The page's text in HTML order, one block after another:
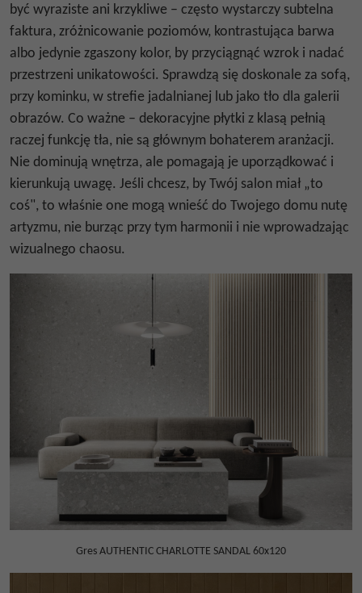
być wyraziste ani krzykliwe – często wystarczy subtelna
faktura, zróżnicowanie poziomów, kontrastująca barwa
albo jedynie zgaszony kolor, by przyciągnąć wzrok i nadać
przestrzeni unikatowości. Sprawdzą się doskonale za sofą,
przy kominku, w strefie jadalnianej lub jako tło dla galerii
obrazów. Co ważne – dekoracyjne płytki z klasą pełnią
raczej funkcję tła, nie są głównym bohaterem aranżacji.
Nie dominują wnętrza, ale pomagają je uporządkować i
kierunkują uwagę. Jeśli chcesz, by Twój salon miał „to
coś", to właśnie one mogą wnieść do Twojego domu nutę
artyzmu, nie burząc przy tym harmonii i nie wprowadzając
wizualnego chaosu.
Gres AUTHENTIC CHARLOTTE SANDAL 60x120